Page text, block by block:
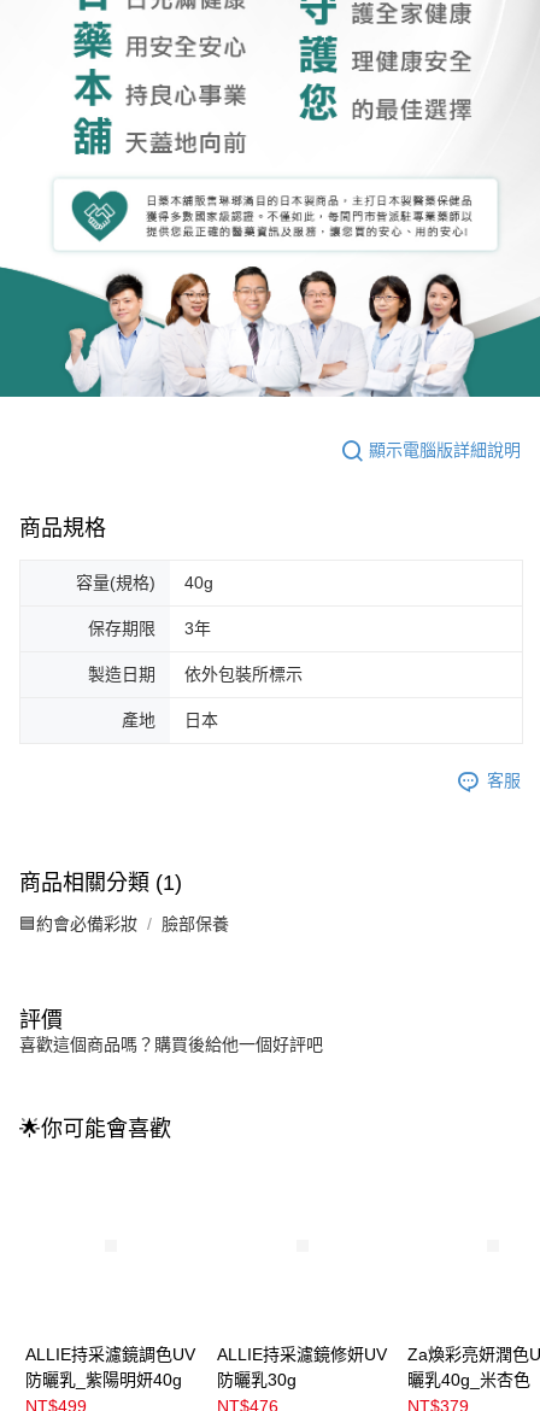
顯示電腦版詳細說明
商品規格
容量(規格) 40g
保存期限 3年
製造日期 依外包裝所標示
產地 日本
客服
商品相關分類 (1)
🟦約會必備彩妝 臉部保養
評價
喜歡這個商品嗎？購買後給他一個好評吧
🌟你可能會喜歡
ALLIE持采濾鏡調色UV
防曬乳_紫陽明妍40g
NT$499
ALLIE持采濾鏡修妍UV
防曬乳30g
NT$476
Za煥彩亮妍潤色
曬乳40g_米杏色
NT$379